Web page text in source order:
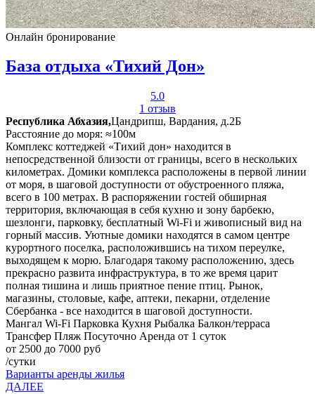
Онлайн бронирование
База отдыха «Тихий Дон»
5.0
1 отзыв
Республика Абхазия,Цандрипш, Вардания, д.2Б
Расстояние до моря: ≈100м
Комплекс коттеджей «Тихий дон» находится в
непосредственной близости от границы, всего в нескольких
километрах. Домики комплекса расположены в первой линии
от моря, в шаговой доступности от обустроенного пляжа,
всего в 100 метрах. В распоряжении гостей обширная
территория, включающая в себя кухню и зону барбекю,
шезлонги, парковку, бесплатный Wi-Fi и живописный вид на
горный массив. Уютные домики находятся в самом центре
курортного поселка, расположившись на тихом переулке,
выходящем к морю. Благодаря такому расположению, здесь
прекрасно развита инфраструктура, в то же время царит
полная тишина и лишь приятное пение птиц. Рынок,
магазины, столовые, кафе, аптеки, пекарни, отделение
Сбербанка - все находится в шаговой доступности.
Мангал Wi-Fi Парковка Кухня Рыбалка Балкон/терраса
Трансфер Пляж Посуточно Аренда от 1 суток
от 2500 до 7000 руб
/сутки
Варианты аренды жилья
ДАЛЕЕ